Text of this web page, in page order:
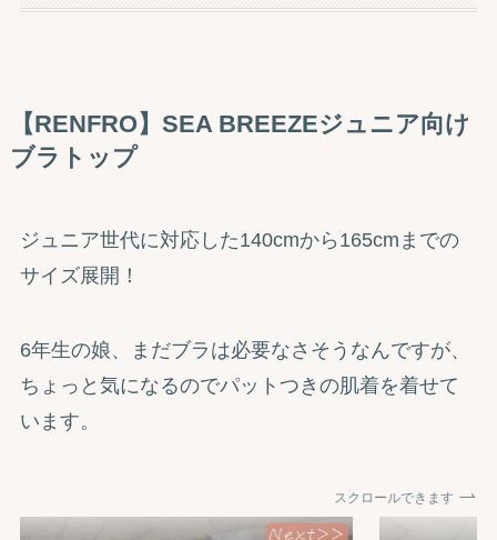
【RENFRO】SEA BREEZEジュニア向け
ブラトップ
ジュニア世代に対応した140cmから165cmまでの
サイズ展開！
6年生の娘、まだブラは必要なさそうなんですが、
ちょっと気になるのでパットつきの肌着を着せて
います。
スクロールできます